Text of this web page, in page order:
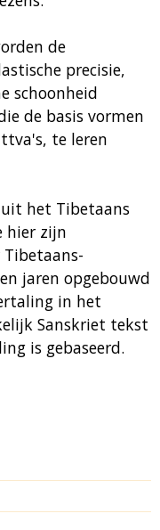
de
precisie,
schoonheid
de basis vormen
te leren
het Tibetaans
hier zijn
jaren opgebouwd
in het
Sanskriet tekst
is gebaseerd.